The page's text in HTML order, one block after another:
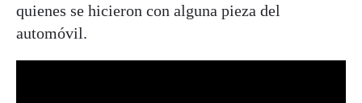
quienes se hicieron con alguna pieza del
automóvil.